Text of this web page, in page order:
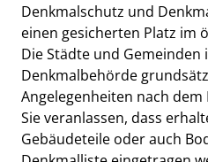
Beschreibung
Denkmalschutz und
einen gesicherten Platz im
Die Städte und Gemeinden
Denkmalbehörde
Angelegenheiten nach
Sie veranlassen, dass
Gebäudeteile oder auch